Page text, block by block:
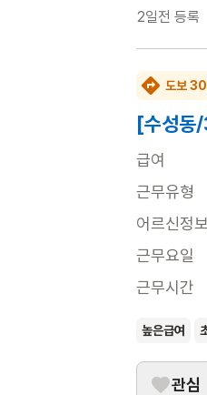
2일전 등록
도보 30
[수성동
급여
근무유형
어르신정보
근무요일
근무시간
높은급여
관심